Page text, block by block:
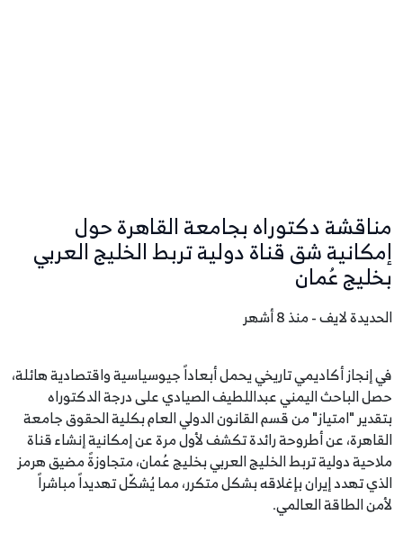
مناقشة دكتوراه بجامعة القاهرة حول
إمكانية شق قناة دولية تربط الخليج العربي
بخليج عُمان
الحديدة لايف - منذ 8 أشهر
في إنجاز أكاديمي تاريخي يحمل أبعاداً جيوسياسية واقتصادية هائلة،
حصل الباحث اليمني عبداللطيف الصيادي على درجة الدكتوراه
بتقدير "امتياز" من قسم القانون الدولي العام بكلية الحقوق جامعة
القاهرة، عن أطروحة رائدة تكشف لأول مرة عن إمكانية إنشاء قناة
ملاحية دولية تربط الخليج العربي بخليج عُمان، متجاوزةً مضيق هرمز
الذي تهدد إيران بإغلاقه بشكل متكرر، مما يُشكّل تهديداً مباشراً
لأمن الطاقة العالمي.